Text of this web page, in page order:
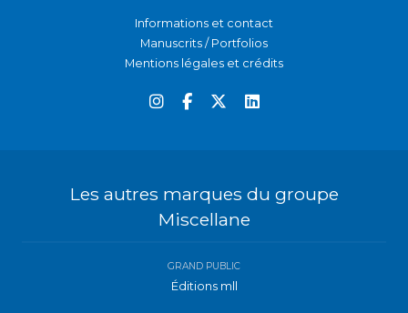
Informations et contact
Manuscrits / Portfolios
Mentions légales et crédits
Les autres marques du groupe
Miscellane
GRAND PUBLIC
Éditions mll